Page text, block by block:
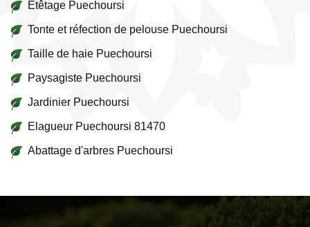
Etêtage Puechoursi
Tonte et réfection de pelouse Puechoursi
Taille de haie Puechoursi
Paysagiste Puechoursi
Jardinier Puechoursi
Elagueur Puechoursi 81470
Abattage d'arbres Puechoursi